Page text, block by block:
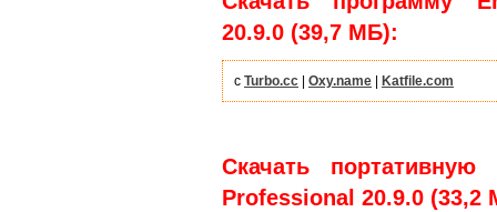
20.9.0 (39,7 МБ):
с Turbo.cc Oxy.name Katfile.com
Скачать
Professional 20.9.0 (33,2